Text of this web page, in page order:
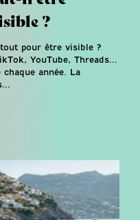
?
pour être visible ?
YouTube, Threads...
année. La